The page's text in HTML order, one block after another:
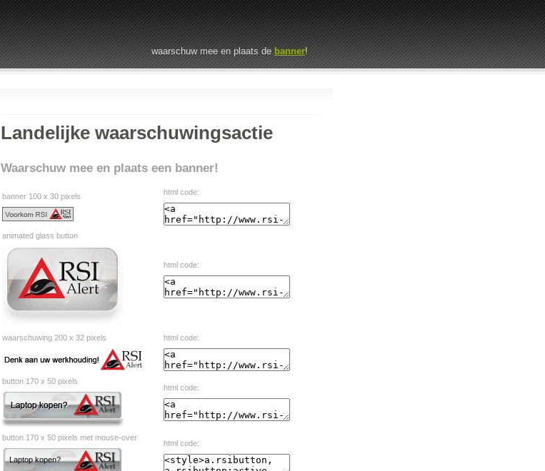
waarschuw mee en plaats debanner!
Landelijke waarschuwingsactie
Waarschuw mee en plaats een banner!
banner 100 x 30 pixels html code:
animated glass button
html code:
waarschuwing 200 x 32 pixels html code:
button 170 x 50 pixels
html code:
button 170 x 50 pixels met mouse-over
Laptop kopen?
html code: